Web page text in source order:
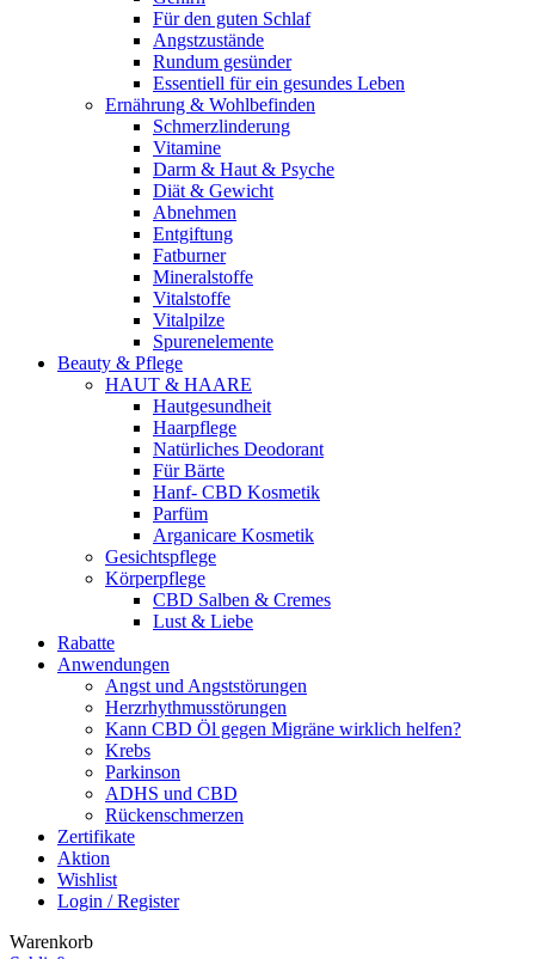
Für den guten Schlaf
Angstzustände
Rundum gesünder
Essentiell für ein gesundes Leben
Ernährung & Wohlbefinden
Schmerzlinderung
Vitamine
Darm & Haut & Psyche
Diät & Gewicht
Abnehmen
Entgiftung
Fatburner
Mineralstoffe
Vitalstoffe
Vitalpilze
Spurenelemente
Beauty & Pflege
HAUT & HAARE
Hautgesundheit
Haarpflege
Natürliches Deodorant
Für Bärte
Hanf- CBD Kosmetik
Parfüm
Arganicare Kosmetik
Gesichtspflege
Körperpflege
CBD Salben & Cremes
Lust & Liebe
Rabatte
Anwendungen
Angst und Angststörungen
Herzrhythmusstörungen
Kann CBD Öl gegen Migräne wirklich helfen?
Krebs
Parkinson
ADHS und CBD
Rückenschmerzen
Zertifikate
Aktion
Wishlist
Login / Register
Warenkorb